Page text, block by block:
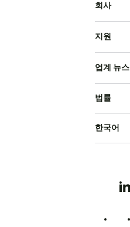
회사
지원
업계 뉴스
법률
한국어